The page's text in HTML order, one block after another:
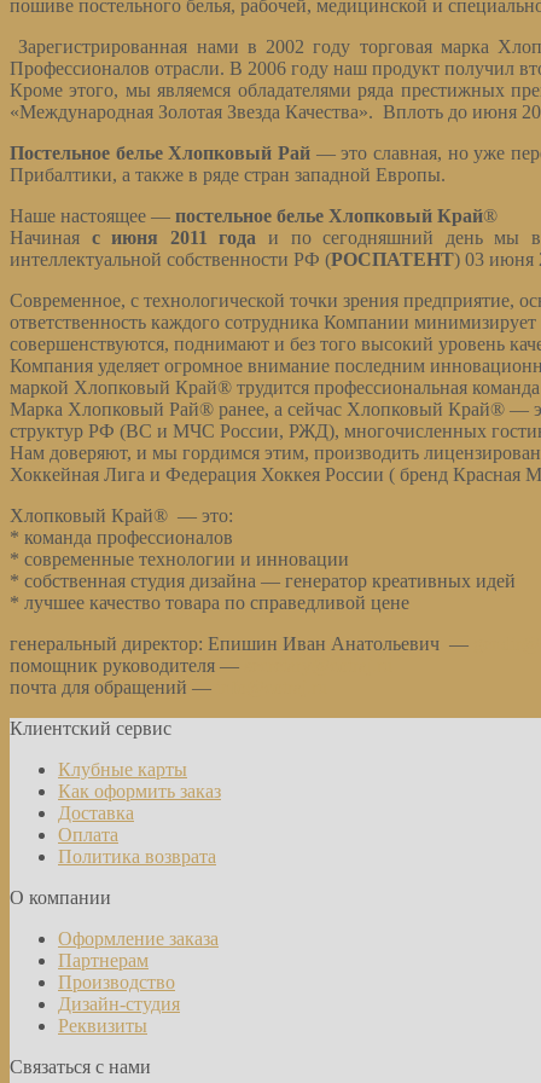
пошиве постельного белья, рабочей, медицинской и
Зарегистрированная нами в 2002 году торговая марка
Профессионалов отрасли. В 2006 году наш продукт получил
Кроме этого, мы являемся обладателями ряда престижных
«Международная Золотая Звезда Качества». Вплоть до июня
Постельное белье Хлопковый Рай — это славная, но уже
Прибалтики, а также в ряде стран западной Европы.
Наше настоящее — постельное белье Хлопковый Край®
Начиная с июня 2011 года и по сегодняшний день мы
интеллектуальной собственности РФ (РОСПАТЕНТ) 03 июня
Современное, с технологической точки зрения предприятие,
ответственность каждого сотрудника Компании
совершенствуются, поднимают и без того высокий уровень
Компания уделяет огромное внимание последним
маркой Хлопковый Край® трудится профессиональная
Марка Хлопковый Рай® ранее, а сейчас Хлопковый Край® —
структур РФ (ВС и МЧС России, РЖД), многочисленных
Нам доверяют, и мы гордимся этим, производить
Хоккейная Лига и Федерация Хоккея России ( бренд Красная
Хлопковый Край® — это:
* команда профессионалов
* современные технологии и инновации
* собственная студия дизайна — генератор креативных идей
* лучшее качество товара по справедливой цене
генеральный директор: Епишин Иван Анатольевич —
помощник руководителя —
почта для обращений —
Клиентский сервис
Клубные карты
Как оформить заказ
Доставка
Оплата
Политика возврата
О компании
Оформление заказа
Партнерам
Производство
Дизайн-студия
Реквизиты
Связаться с нами